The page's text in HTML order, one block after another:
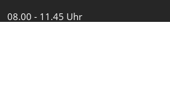
08.00 - 11.45 Uhr